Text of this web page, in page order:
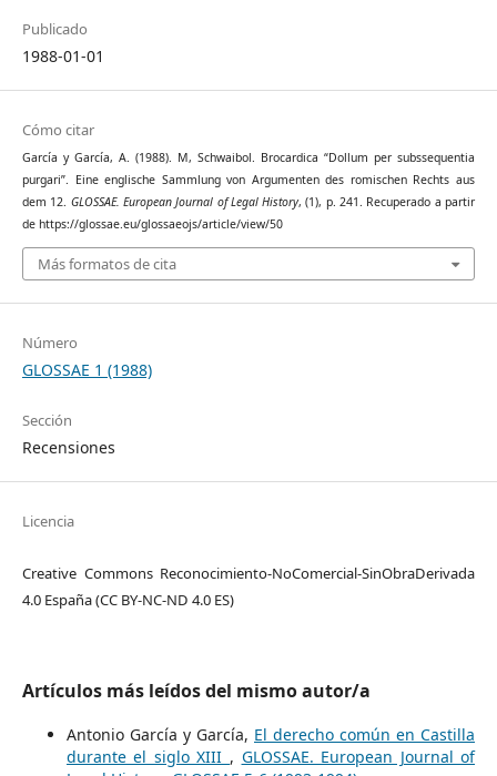
Publicado
1988-01-01
Cómo citar
García y García, A. (1988). M, Schwaibol. Brocardica “Dollum per subssequentia
purgari”. Eine englische Sammlung von Argumenten des romischen Rechts aus
dem 12. GLOSSAE. European Journal of Legal History, (1), p. 241. Recuperado a partir
de https://glossae.eu/glossaeojs/article/view/50
Más formatos de cita
Número
GLOSSAE 1 (1988)
Sección
Recensiones
Licencia
Creative Commons Reconocimiento-NoComercial-SinObraDerivada
4.0 España (CC BY-NC-ND 4.0 ES)
Artículos más leídos del mismo autor/a
Antonio García y García, El derecho común en Castilla
durante el siglo XIII , GLOSSAE. European Journal of